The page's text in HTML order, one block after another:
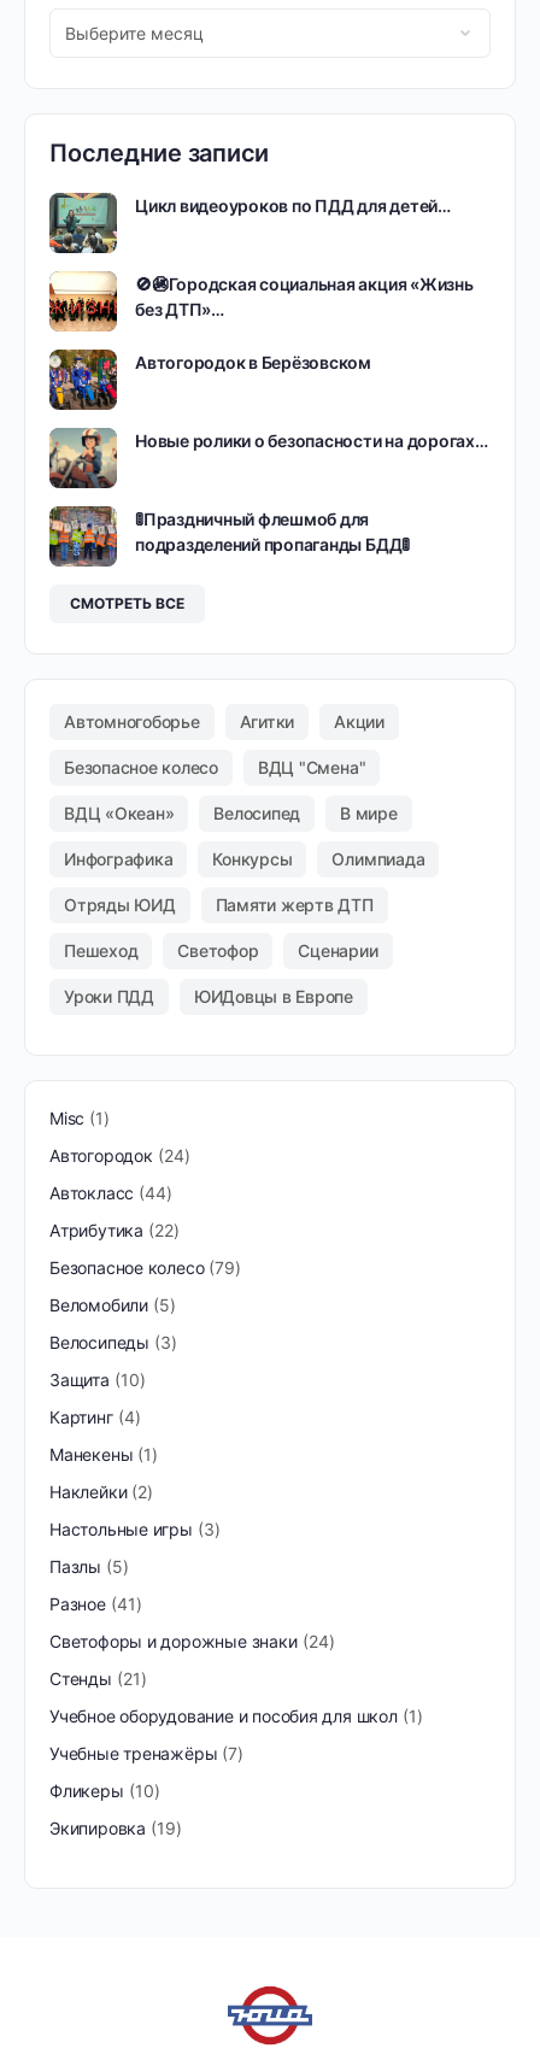
Последние записи
Цикл видеоуроков по ПДД для детей…
🚫🚳Городская социальная акция «Жизнь
без ДТП»…
Автогородок в Берёзовском
Новые ролики о безопасности на дорогах…
🚦Праздничный флешмоб для
подразделений пропаганды БДД🚦
СМОТРЕТЬ ВСЕ
Автомногоборье Агитки Акции
Безопасное колесо ВДЦ "Смена"
ВДЦ «Океан» Велосипед В мире
Инфографика Конкурсы Олимпиада
Отряды ЮИД Памяти жертв ДТП
Пешеход Светофор Сценарии
Уроки ПДД ЮИДовцы в Европе
Misc
1
Автогородок
24
Автокласс 44
Атрибутика
22
Безопасное колесо 79
Веломобили 5
Велосипеды
3
Защита
10
Картинг 4
Манекены 1
Наклейки 2
Настольные игры
3
Пазлы
5
Разное 41
Светофоры и дорожные знаки
24
Стенды
21
Учебное оборудование и пособия для школ 1
Учебные тренажёры 7
Фликеры
10
Экипировка
19